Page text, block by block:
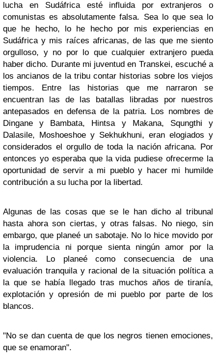
lucha en Sudáfrica esté influida por extranjeros o
comunistas es absolutamente falsa. Sea lo que sea lo
que he hecho, lo he hecho por mis experiencias en
Sudáfrica y mis raíces africanas, de las que me siento
orgulloso, y no por lo que cualquier extranjero pueda
haber dicho. Durante mi juventud en Transkei, escuché a
los ancianos de la tribu contar historias sobre los viejos
tiempos. Entre las historias que me narraron se
encuentran las de las batallas libradas por nuestros
antepasados en defensa de la patria. Los nombres de
Dingane y Bambata, Hintsa y Makana, Squngthi y
Dalasile, Moshoeshoe y Sekhukhuni, eran elogiados y
considerados el orgullo de toda la nación africana. Por
entonces yo esperaba que la vida pudiese ofrecerme la
oportunidad de servir a mi pueblo y hacer mi humilde
contribución a su lucha por la libertad.
Algunas de las cosas que se le han dicho al tribunal
hasta ahora son ciertas, y otras falsas. No niego, sin
embargo, que planeé un sabotaje. No lo hice movido por
la imprudencia ni porque sienta ningún amor por la
violencia. Lo planeé como consecuencia de una
evaluación tranquila y racional de la situación política a
la que se había llegado tras muchos años de tiranía,
explotación y opresión de mi pueblo por parte de los
blancos.
"No se dan cuenta de que los negros tienen emociones,
que se enamoran".